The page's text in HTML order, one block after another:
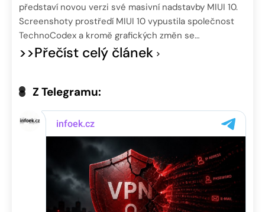
představí novou verzi své masivní nadstavby MIUI 10.
Screenshoty prostředí MIUI 10 vypustila společnost
TechnoCodex a kromě grafických změn se…
>>Přečíst celý článek
Z Telegramu: